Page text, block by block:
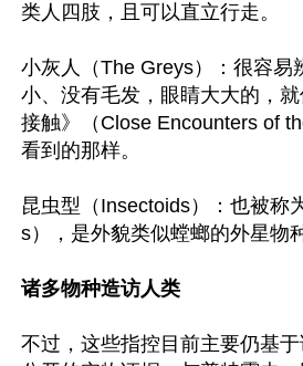
类人四肢，且可以直立行走。
小灰人（The Greys）：很容易
小、没有毛发，眼睛大大的，
接触》（Close Encounters of
看到的那样。
昆虫型（Insectoids）：也被称
s），是外貌类似螳螂的外星物
诸多物种造访人类
不过，这些指控目前主要仍基